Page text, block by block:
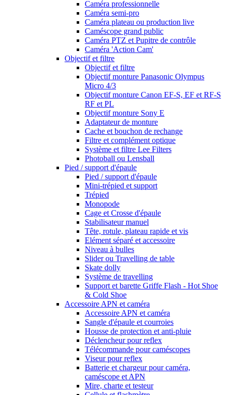
Caméra professionnelle
Caméra semi-pro
Caméra plateau ou production live
Caméscope grand public
Caméra PTZ et Pupitre de contrôle
Caméra 'Action Cam'
Objectif et filtre
Objectif et filtre
Objectif monture Panasonic Olympus
Micro 4/3
Objectif monture Canon EF-S, EF et RF-S
RF et PL
Objectif monture Sony E
Adaptateur de monture
Cache et bouchon de rechange
Filtre et complément optique
Système et filtre Lee Filters
Photoball ou Lensball
Pied / support d'épaule
Pied / support d'épaule
Mini-trépied et support
Trépied
Monopode
Cage et Crosse d'épaule
Stabilisateur manuel
Tête, rotule, plateau rapide et vis
Elément séparé et accessoire
Niveau à bulles
Slider ou Travelling de table
Skate dolly
Système de travelling
Support et barette Griffe Flash - Hot Shoe
& Cold Shoe
Accessoire APN et caméra
Accessoire APN et caméra
Sangle d'épaule et courroies
Housse de protection et anti-pluie
Déclencheur pour reflex
Télécommande pour caméscopes
Viseur pour reflex
Batterie et chargeur pour caméra,
caméscope et APN
Mire, charte et testeur